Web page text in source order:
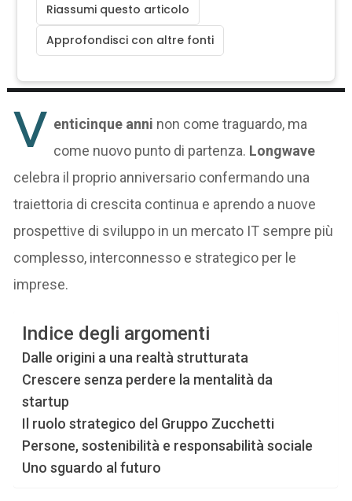
Riassumi questo articolo
Approfondisci con altre fonti
V enticinque anni non come traguardo, ma
come nuovo punto di partenza. Longwave
celebra il proprio anniversario confermando una
traiettoria di crescita continua e aprendo a nuove
prospettive di sviluppo in un mercato IT sempre più
complesso, interconnesso e strategico per le
imprese.
Indice degli argomenti
Dalle origini a una realtà strutturata
Crescere senza perdere la mentalità da
startup
Il ruolo strategico del Gruppo Zucchetti
Persone, sostenibilità e responsabilità sociale
Uno sguardo al futuro